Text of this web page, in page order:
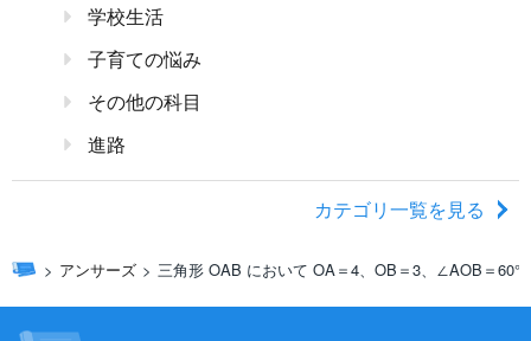
学校生活
子育ての悩み
その他の科目
進路
カテゴリ一覧を見る
アンサーズ 三角形 OAB において OA＝4、OB＝3、∠AOB＝60°